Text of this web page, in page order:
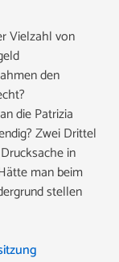
Vielzahl von
den
die Patrizia
Zwei Drittel
in
man beim
stellen